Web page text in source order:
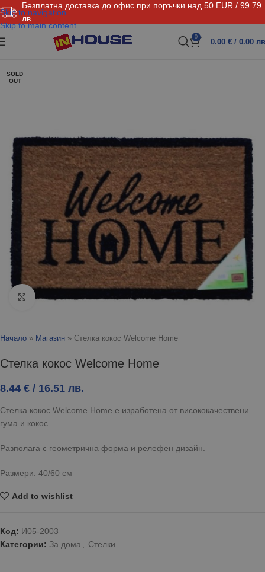
Безплатна доставка до офис при поръчки над 50 EUR / 99.79
лв.
Skip to navigation
Skip to main content
0
0.00 € / 0.00
SOLD
OUT
Click to enlarge
Начало » Магазин » Стелка кокос Welcome Home
Стелка кокос Welcome Home
8.44 € / 16.51 лв.
Стелка кокос Welcome Home е изработена от висококачествени
гума и кокос.
Разполага с геометрична форма и релефен дизайн.
Размери: 40/60 см
Add to wishlist
Код: И05-2003
Категории: За дома Стелки